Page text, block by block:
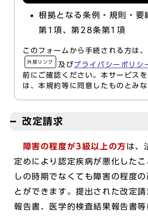
根拠となる条例・規則・要
第1項、第28条第1項
このフォームから手続される方は
外部リンク 及びプライバシーポリシ
前にご確認ください。本サービス
は、本規約等に同意したものとみな
改定請求
障害の程度が3級以上の方は、
定めにより認定疾病が悪化した
しの時期でなくても障害の程度
とができます。提出された改定
報告書、医学的検査結果報告書